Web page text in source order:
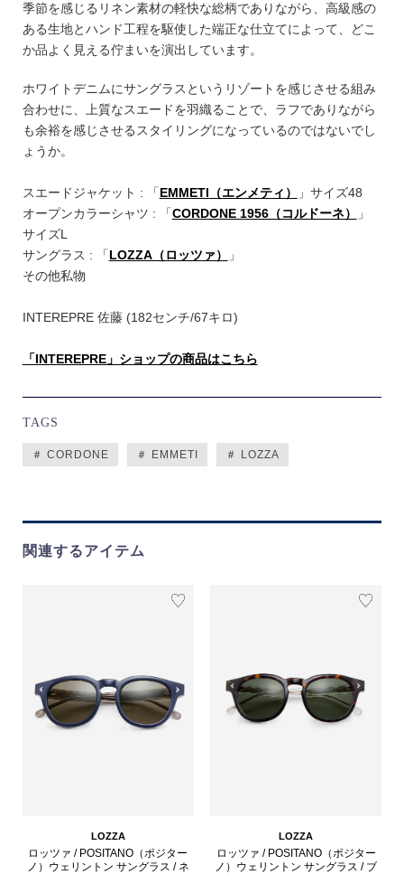
季節を感じるリネン素材の軽快な総柄でありながら、高級感の
ある生地とハンド工程を駆使した端正な仕立てによって、どこ
か品よく見える佇まいを演出しています。
ホワイトデニムにサングラスというリゾートを感じさせる組み
合わせに、上質なスエードを羽織ることで、ラフでありながら
も余裕を感じさせるスタイリングになっているのではないでし
ょうか。
スエードジャケット : 「EMMETI （エンメティ）
」サイズ48
オープンカラーシャツ : 「CORDONE 1956（コルドーネ）
」
サイズL
サングラス : 「LOZZA（ロッツァ）
」
その他私物
INTEREPRE 佐藤 (182センチ/67キロ)
「INTEREPRE」ショップの商品はこちら
TAGS
＃ CORDONE ＃ EMMETI ＃ LOZZA
関連するアイテム
LOZZA
ロッツァ / POSITANO（ポジター
ノ）ウェリントン サングラス / ネ
LOZZA
ロッツァ / POSITANO（ポジター
ノ）ウェリントン サングラス / ブ